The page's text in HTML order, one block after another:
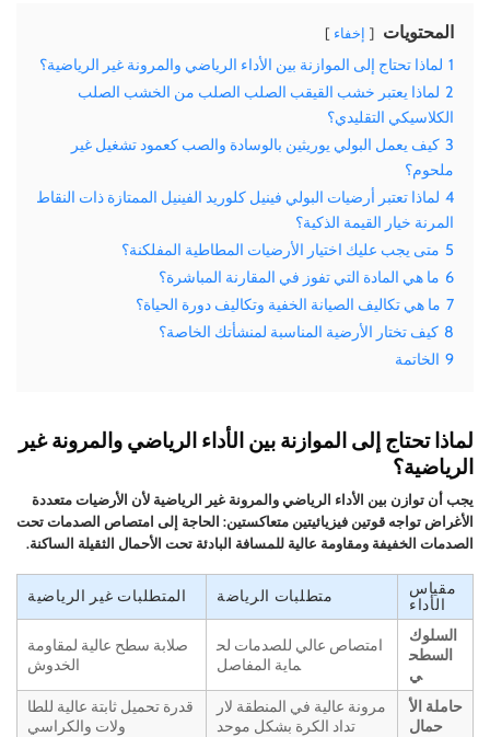
المحتويات إخفاء
لماذا تحتاج إلى الموازنة بين الأداء الرياضي والمرونة غير الرياضية؟
لماذا يعتبر خشب القيقب الصلب الصلب من الخشب الصلب
الكلاسيكي التقليدي؟
كيف يعمل البولي يوريثين بالوسادة والصب كعمود تشغيل غير
ملحوم؟
لماذا تعتبر أرضيات البولي فينيل كلوريد الفينيل الممتازة ذات النقاط
المرنة خيار القيمة الذكية؟
متى يجب عليك اختيار الأرضيات المطاطية المفلكنة؟
ما هي المادة التي تفوز في المقارنة المباشرة؟
ما هي تكاليف الصيانة الخفية وتكاليف دورة الحياة؟
كيف تختار الأرضية المناسبة لمنشأتك الخاصة؟
الخاتمة
لماذا تحتاج إلى الموازنة بين الأداء الرياضي والمرونة غير
الرياضية؟
يجب أن توازن بين الأداء الرياضي والمرونة غير الرياضية لأن الأرضيات متعددة
الأغراض تواجه قوتين فيزيائيتين متعاكستين: الحاجة إلى امتصاص الصدمات تحت
الصدمات الخفيفة ومقاومة عالية للمسافة البادئة تحت الأحمال الثقيلة الساكنة.
مقياس
الأداء
متطلبات الرياضة
المتطلبات غير الرياضية
السلوك
السطح
ي
امتصاص عالي للصدمات لح
ماية المفاصل
صلابة سطح عالية لمقاومة
الخدوش
حاملة الأ
حمال
مرونة عالية في المنطقة لار
تداد الكرة بشكل موحد
قدرة تحميل ثابتة عالية للطا
ولات والكراسي